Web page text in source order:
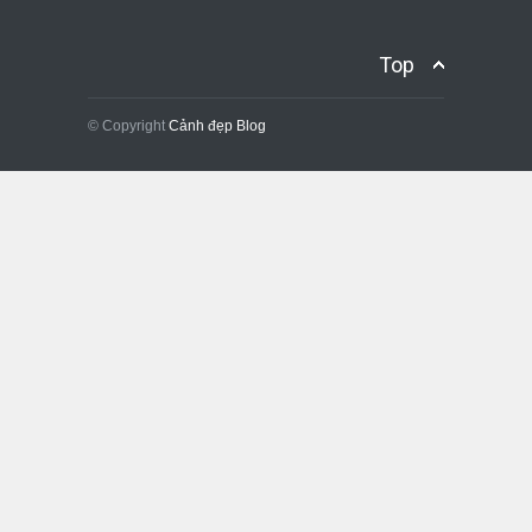
Top
© Copyright Cảnh đẹp Blog